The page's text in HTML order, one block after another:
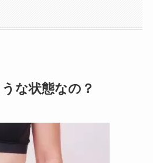
な状態なの？